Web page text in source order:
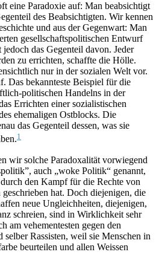
eine Paradoxie auf: Man beabsichtigt
des Beabsichtigten. Wir kennen
und aus der Gegenwart: Man
gesellschaftspolitischen Entwurf
das Gegenteil davon. Jeder
zu errichten, schaffte die Hölle.
nur in der sozialen Welt vor.
Das bekannteste Beispiel für die
politischen Handelns in der
Errichten einer sozialistischen
ehemaligen Ostblocks. Die
das Gegenteil dessen, was sie
1
wir solche Paradoxalität vorwiegend
auch „woke Politik“ genannt,
den Kampf für die Rechte von
hat. Doch diejenigen, die
neue Ungleichheiten, diejenigen,
schreien, sind in Wirklichkeit sehr
am vehementesten gegen den
selber Rassisten, weil sie Menschen in
beurteilen und allen Weissen